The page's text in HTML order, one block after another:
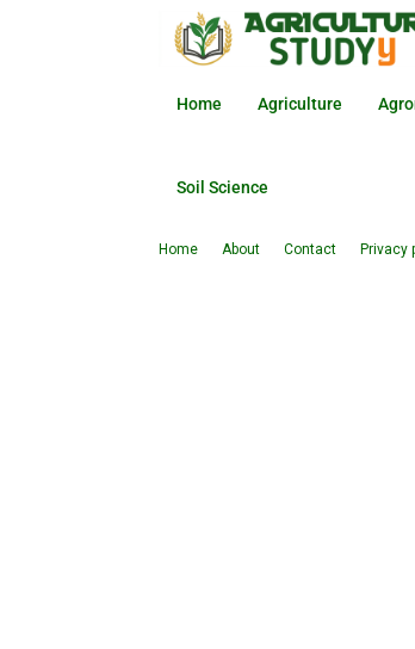
Home Agriculture
Soil Science
Home About Contact Privacy